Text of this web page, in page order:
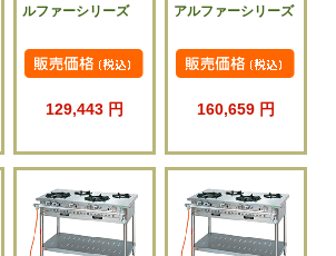
ルファーシリーズ
129,443 円
アルファーシリーズ
160,659 円